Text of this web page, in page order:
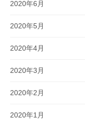
2020年6月
2020年5月
2020年4月
2020年3月
2020年2月
2020年1月